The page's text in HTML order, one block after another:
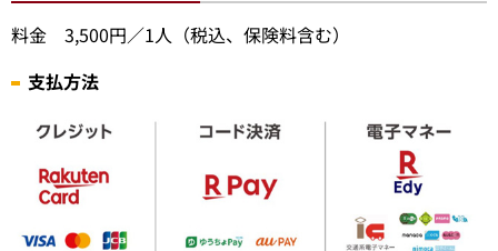
料金 3,500円／1人（税込、保険料含む）
支払方法